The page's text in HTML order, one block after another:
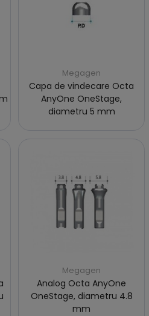
Megagen
Capa de vindecare Octa
AnyOne OneStage,
diametru 5 mm
Megagen
Analog Octa AnyOne
OneStage, diametru 4.8
mm